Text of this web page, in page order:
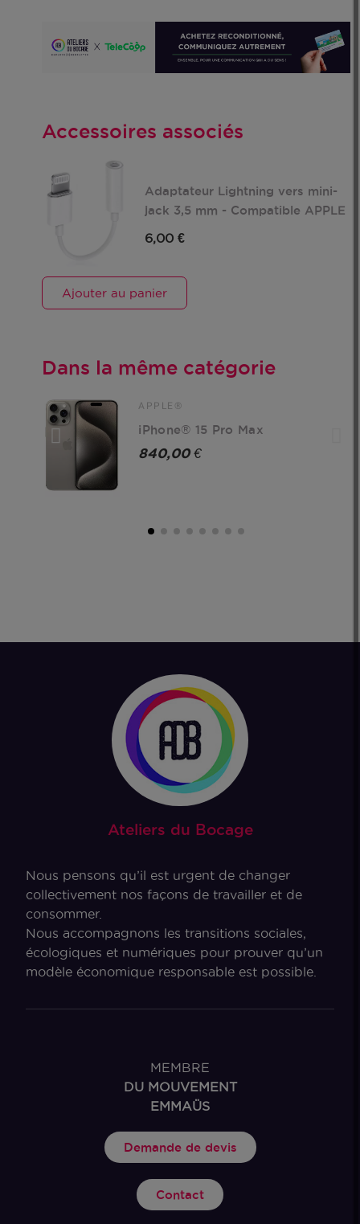
Accessoires associés
Adaptateur Lightning vers mini-
jack 3,5 mm - Compatible APPLE
6,00 €
Ajouter au panier
Dans la même catégorie
APPLE®
iPhone® 15 Pro Max
840,00 €
Ateliers du Bocage
Nous pensons qu’il est urgent de changer
collectivement nos façons de travailler et de
consommer.
Nous accompagnons les transitions sociales,
écologiques et numériques pour prouver qu’un
modèle économique responsable est possible.
MEMBRE
DU MOUVEMENT
EMMAÜS
Demande de devis
Contact